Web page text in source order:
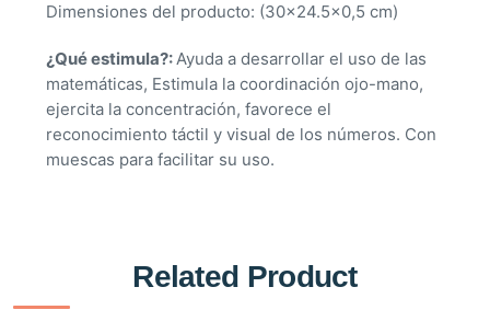
Dimensiones del producto: (30×24.5×0,5 cm)
¿Qué estimula?:Ayuda a desarrollar el uso de las
matemáticas, Estimula la coordinación ojo-mano,
ejercita la concentración, favorece el
reconocimiento táctil y visual de los números. Con
muescas para facilitar su uso.
Related Product